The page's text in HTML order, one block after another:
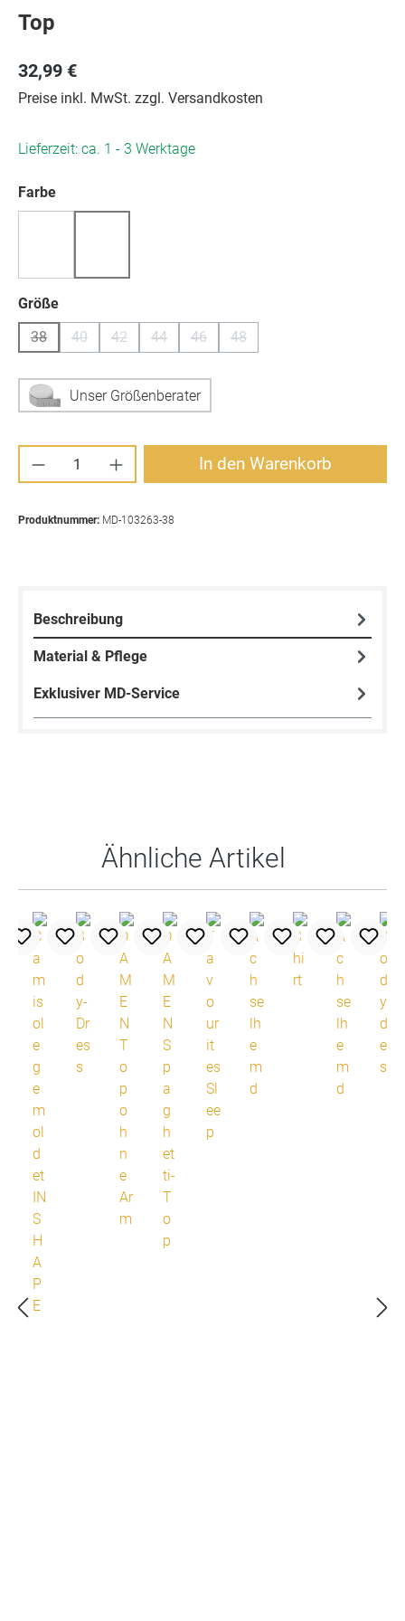
Top
32,99 €
Preise inkl. MwSt. zzgl. Versandkosten
Lieferzeit: ca. 1 - 3 Werktage
Farbeauswählen
Größeauswählen
38
(Diese Option ist zurzeit nicht verfügbar.)
40 42 44 46 48
Unser Größenberater
Produkt Anzahl: Gib den gewünschten
In den Warenkorb
Produktnummer: MD-103263-38
Beschreibung
Material & Pflege
Exklusiver MD-Service
Ähnliche Artikel